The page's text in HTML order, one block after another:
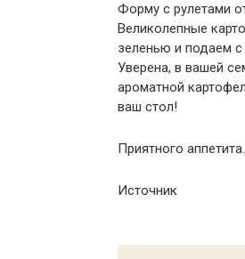
Форму с рулетами
Великолепные
зеленью и подаем
Уверена, в вашей
ароматной
ваш стол!
Приятного аппетита.
Источник